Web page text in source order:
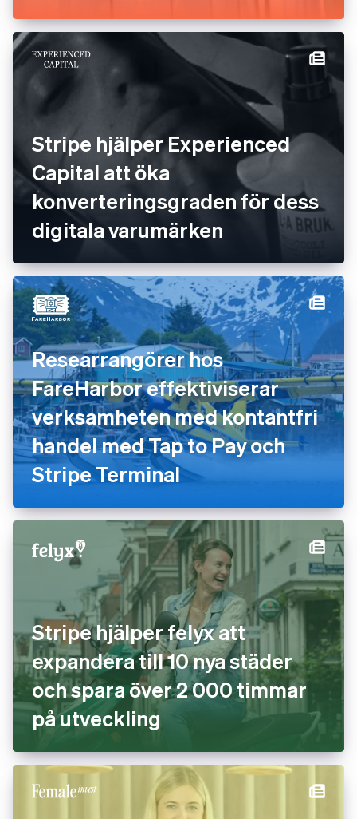
miljöbetyg i realtid
Stripe hjälper Experienced
Capital att öka
konverteringsgraden för dess
digitala varumärken
Researrangörer hos
FareHarbor effektiviserar
verksamheten med kontantfri
handel med Tap to Pay och
Stripe Terminal
Stripe hjälper felyx att
expandera till 10 nya städer
och spara över 2 000 timmar
på utveckling